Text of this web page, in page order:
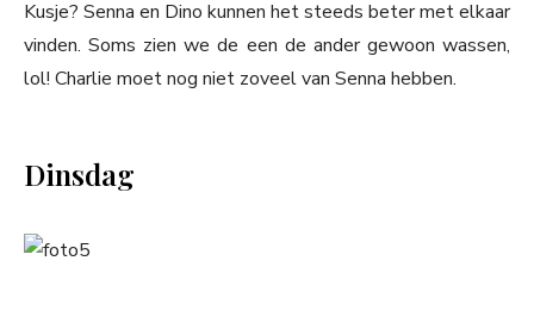
Kusje? Senna en Dino kunnen het steeds beter met elkaar
vinden. Soms zien we de een de ander gewoon wassen,
lol! Charlie moet nog niet zoveel van Senna hebben.
Dinsdag